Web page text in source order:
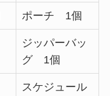
ポーチ 1個
ジッパーバッ
グ 1個
スケジュール